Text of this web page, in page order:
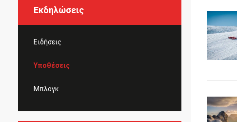
Εκδηλώσεις
Ειδήσεις
Υποθέσεις
Μπλογκ